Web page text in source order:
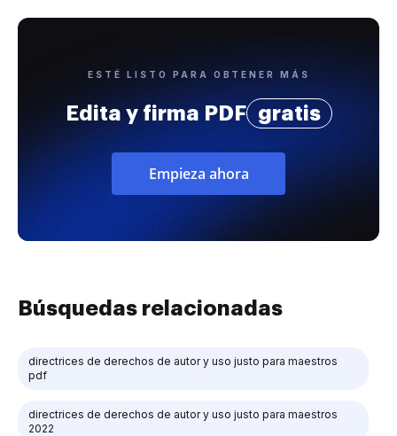
ESTÉ LISTO PARA OBTENER MÁS
Edita y firma PDF gratis
Empieza ahora
Búsquedas relacionadas
directrices de derechos de autor y uso justo para maestros
pdf
directrices de derechos de autor y uso justo para maestros
2022